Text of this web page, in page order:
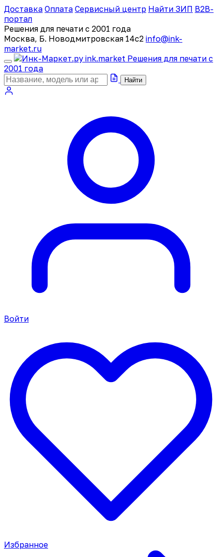
Доставка Оплата Сервисный центр Найти ЗИП B2B-
портал
Решения для печати с 2001 года
Москва, Б. Новодмитровская 14с2 info@ink-
market.ru
ink.market Решения для печати с
2001 года
Найти
Войти
Избранное